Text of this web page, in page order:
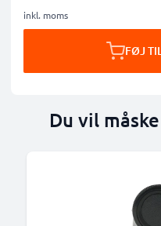
inkl. moms
FØJ
Du vil